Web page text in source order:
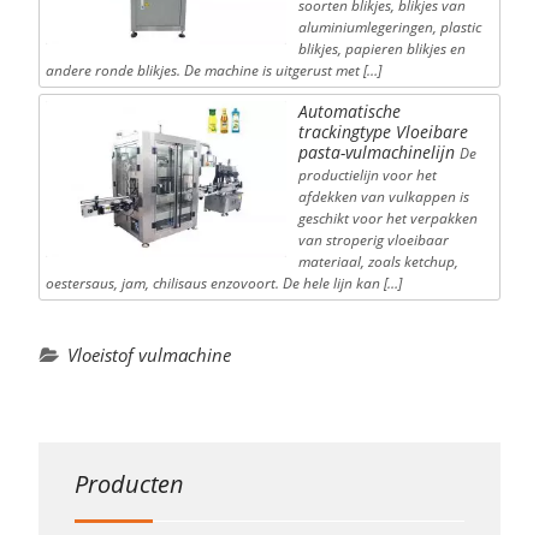
soorten blikjes, blikjes van
aluminiumlegeringen, plastic
blikjes, papieren blikjes en
andere ronde blikjes. De machine is uitgerust met […]
Automatische
trackingtype Vloeibare
pasta-vulmachinelijn De
productielijn voor het
afdekken van vulkappen is
geschikt voor het verpakken
van stroperig vloeibaar
materiaal, zoals ketchup,
oestersaus, jam, chilisaus enzovoort. De hele lijn kan […]
Vloeistof vulmachine
Producten